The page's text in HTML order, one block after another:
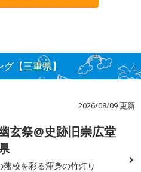
【三重県】
2026/08/09 更新
玄祭@史跡旧崇広堂
藩校を彩る渾身の竹灯り